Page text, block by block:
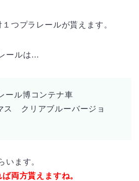
つプラレールが貰えます。
ールは…
ール博コンテナ車
ス クリアブルーバージョ
います。
両方貰えますね。